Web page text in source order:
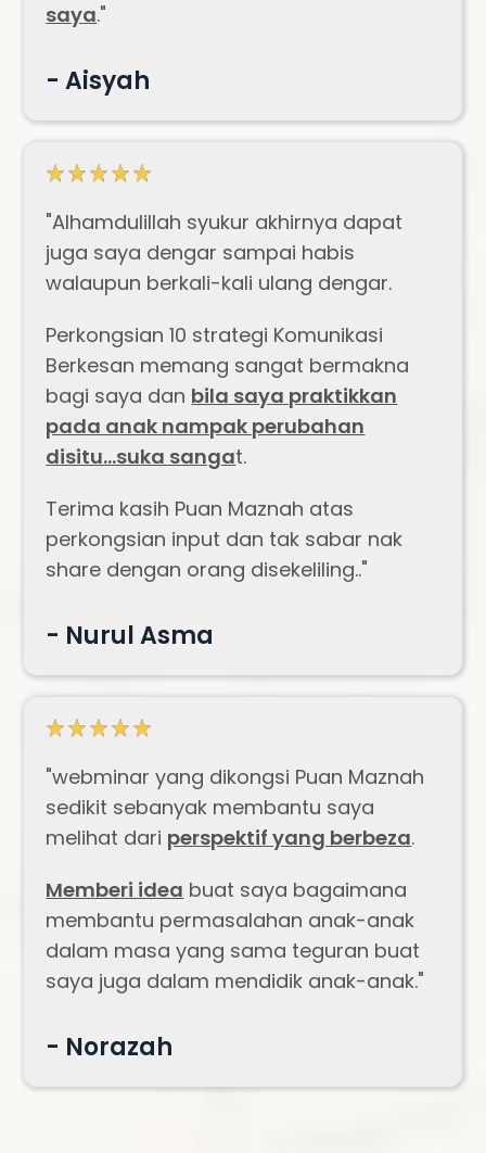
saya."
- Aisyah
"Alhamdulillah syukur akhirnya dapat
juga saya dengar sampai habis
walaupun berkali-kali ulang dengar.
Perkongsian 10 strategi Komunikasi
Berkesan memang sangat bermakna
bagi saya dan bila saya praktikkan
pada anak nampak perubahan
disitu...suka sangat.
Terima kasih Puan Maznah atas
perkongsian input dan tak sabar nak
share dengan orang disekeliling.."
- Nurul Asma
"webminar yang dikongsi Puan Maznah
sedikit sebanyak membantu saya
melihat dari perspektif yang berbeza.
Memberi idea buat saya bagaimana
membantu permasalahan anak-anak
dalam masa yang sama teguran buat
saya juga dalam mendidik anak-anak."
- Norazah